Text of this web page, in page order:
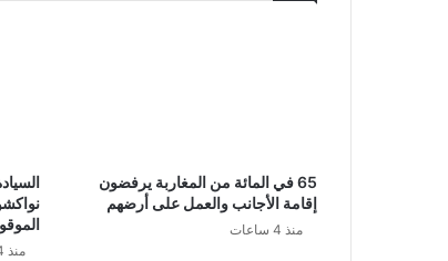
65 في المائة من المغاربة يرفضون
إقامة الأجانب والعمل على أرضهم
منذ 4 ساعات
منذ 4 ساعات